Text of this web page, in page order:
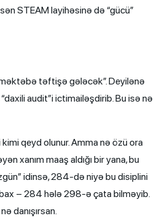
STEAM layihəsinə də “gücü”
təftişə gələcək”. Deyilənə
audit”i ictimailəşdirib. Bu isə nə
qeyd olunur. Amma nə özü ora
xanım maaş aldığı bir yana, bu
idinsə, 284-də niyə bu disiplini
bax – 284 hələ 298-ə çata bilməyib.
danışırsan.